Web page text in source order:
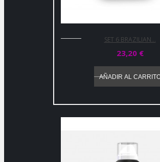
SET 6 BRAZILIAN...
23,20 €
AÑADIR AL